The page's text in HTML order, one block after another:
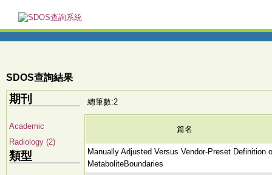
SDOS查詢結果
期刊
Academic
Radiology (2)
類型
總筆數:2
篇名
Manually Adjusted Versus Vendor-Preset Definition
MetaboliteBoundaries